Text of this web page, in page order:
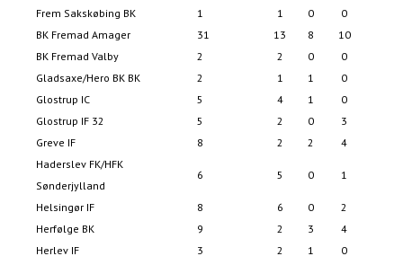
Frem Sakskøbing BK
1 1 0 0
BK Fremad Amager
31 13 8 10
BK Fremad Valby
2 2 0 0
Gladsaxe/Hero BK BK
2 1 1 0
Glostrup IC
5 4 1 0
Glostrup IF 32
5 2 0 3
Greve IF
8 2 2 4
Haderslev FK/HFK
Sønderjylland
6 5 0 1
Helsingør IF 8 6 0 2
Herfølge BK
9 2 3 4
Herlev IF
3 2 1 0